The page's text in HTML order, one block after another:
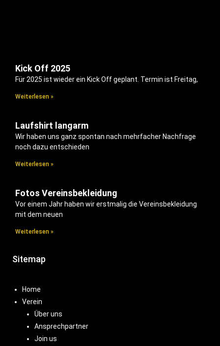
Kick Off 2025
Für 2025 ist wieder ein Kick Off geplant. Termin ist Freitag,
Weiterlesen »
Laufshirt langarm
Wir haben uns ganz spontan nach mehrfacher Nachfrage
noch dazu entschieden
Weiterlesen »
Fotos Vereinsbekleidung
Vor einem Jahr haben wir erstmalig die Vereinsbekleidung
mit dem neuen
Weiterlesen »
Sitemap
Home
Verein
Über uns
Ansprechpartner
Join us